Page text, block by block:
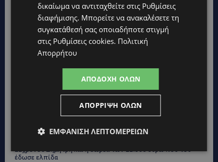
UPDATES
12χρονου Δημήτρη και η δωρεά των 12.500 ευρώ που του
έδωσε ελπίδα
δικαίωμα να αντιταχθείτε στις Ρυθμίσεις
διαφήμισης. Μπορείτε να ανακαλέσετε τη
συγκατάθεσή σας οποιαδήποτε στιγμή
στις Ρυθμίσεις cookies. Πολιτική
Απορρήτου
ΑΠΟΔΟΧΉ ΌΛΩΝ
ΑΠΌΡΡΙΨΗ ΌΛΩΝ
ΕΜΦΆΝΙΣΗ ΛΕΠΤΟΜΕΡΕΙΏΝ